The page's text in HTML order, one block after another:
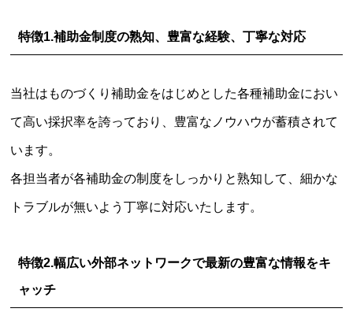
特徴1.補助金制度の熟知、豊富な経験、丁寧な対応
当社はものづくり補助金をはじめとした各種補助金におい
て高い採択率を誇っており、豊富なノウハウが蓄積されて
います。
各担当者が各補助金の制度をしっかりと熟知して、細かな
トラブルが無いよう丁寧に対応いたします。
特徴2.幅広い外部ネットワークで最新の豊富な情報をキ
ャッチ